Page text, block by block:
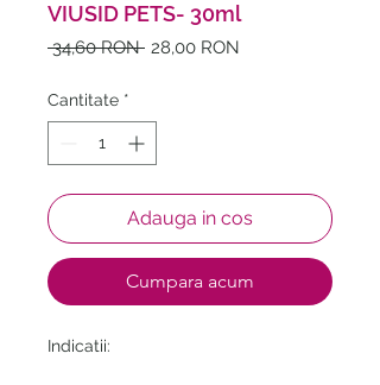
VIUSID PETS- 30ml
34,60 RON Preț
28,00 RON
Cantitate *
Adauga in cos
Cumpara acum
Indicatii: